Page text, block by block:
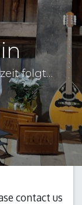
folgt…
contact us